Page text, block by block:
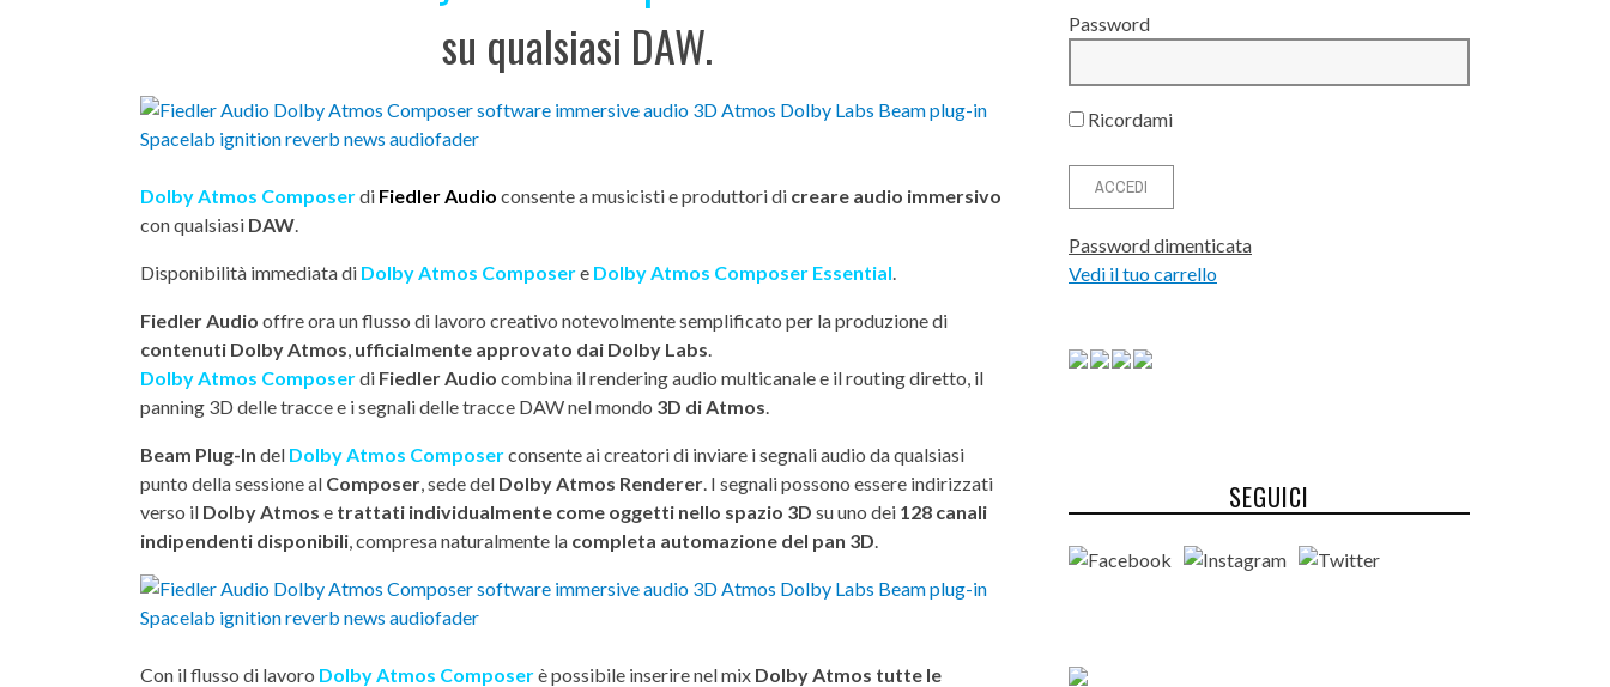
su qualsiasi DAW.
Dolby Atmos Composerdi Fiedler Audio consente a musicisti e produttori di creare audio immersivo
con qualsiasi DAW.
Disponibilità immediata di Dolby Atmos Composere Dolby Atmos Composer Essential.
Fiedler Audio offre ora un flusso di lavoro creativo notevolmente semplificato per la produzione di
contenuti Dolby Atmos, ufficialmente approvato dai Dolby Labs.
Dolby Atmos Composerdi Fiedler Audio combina il rendering audio multicanale e il routing diretto, il
panning 3D delle tracce e i segnali delle tracce DAW nel mondo 3D di Atmos.
Beam Plug-In del Dolby Atmos Composerconsente ai creatori di inviare i segnali audio da qualsiasi
punto della sessione al Composer, sede del Dolby Atmos Renderer. I segnali possono essere indirizzati
verso il Dolby Atmos e trattati individualmente come oggetti nello spazio 3D su uno dei 128 canali
indipendenti disponibili, compresa naturalmente la completa automazione del pan 3D.
Con il flusso di lavoro Dolby Atmos Composerè possibile inserire nel mix Dolby Atmos tutte le
Password
Ricordami
Password dimenticata
Vedi il tuo carrello
SEGUICI